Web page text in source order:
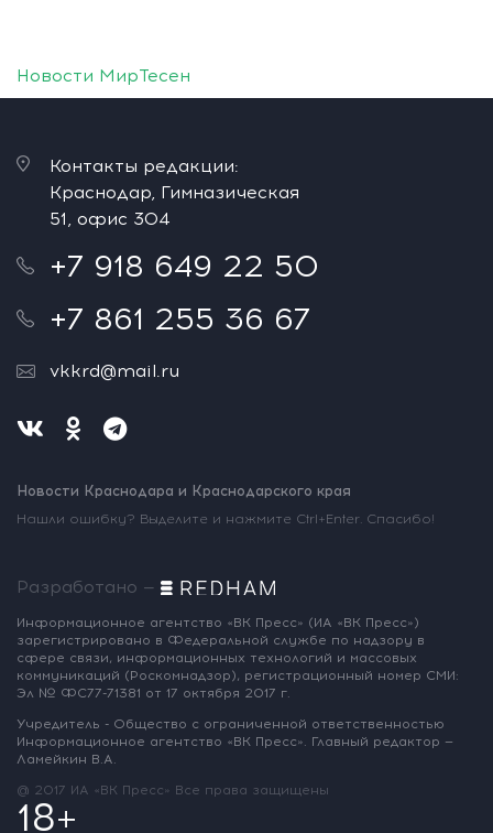
Новости МирТесен
Контакты редакции:
Краснодар, Гимназическая
51, офис 304
+7 918 649 22 50
+7 861 255 36 67
vkkrd@mail.ru
Новости Краснодара и Краснодарского края
Нашли ошибку? Выделите и нажмите Ctrl+Enter. Спасибо!
Разработано —
Информационное агентство «ВК Пресс» (ИА «ВК Пресс»)
зарегистрировано в Федеральной службе по надзору в
сфере связи, информационных технологий и массовых
коммуникаций (Роскомнадзор), регистрационный номер СМИ:
Эл № ФС77-71381 от 17 октября 2017 г.
Учредитель - Общество с ограниченной ответственностью
Информационное агентство «ВК Пресс». Главный редактор —
Ламейкин В.А.
@ 2017 ИА «ВК Пресс» Все права защищены
18+